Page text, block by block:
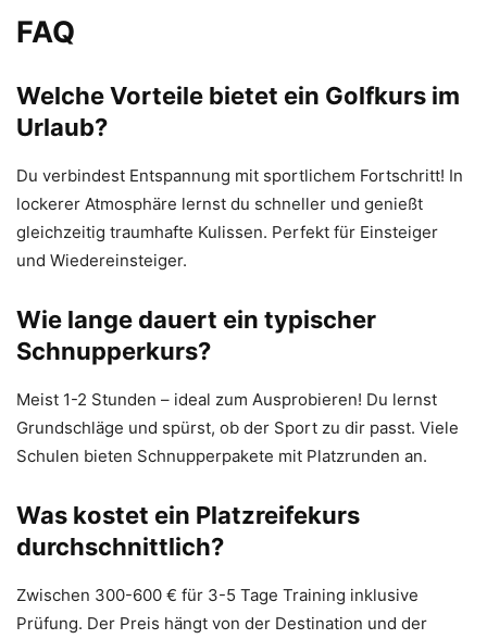
FAQ
Welche Vorteile bietet ein Golfkurs im
Urlaub?
Du verbindest Entspannung mit sportlichem Fortschritt! In
lockerer Atmosphäre lernst du schneller und genießt
gleichzeitig traumhafte Kulissen. Perfekt für Einsteiger
und Wiedereinsteiger.
Wie lange dauert ein typischer
Schnupperkurs?
Meist 1-2 Stunden – ideal zum Ausprobieren! Du lernst
Grundschläge und spürst, ob der Sport zu dir passt. Viele
Schulen bieten Schnupperpakete mit Platzrunden an.
Was kostet ein Platzreifekurs
durchschnittlich?
Zwischen 300-600 € für 3-5 Tage Training inklusive
Prüfung. Der Preis hängt von der Destination und der